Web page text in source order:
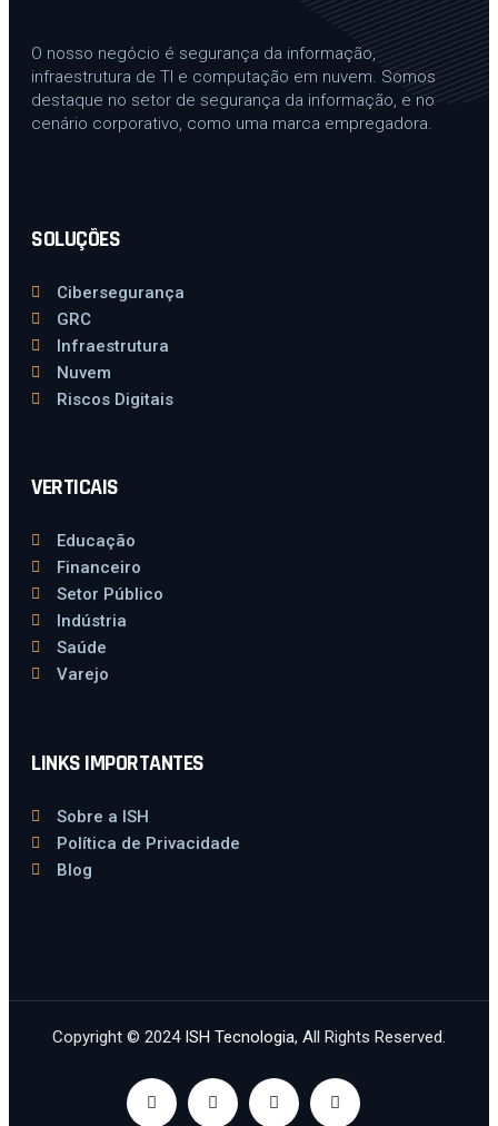
O nosso negócio é segurança da informação,
infraestrutura de TI e computação em nuvem. Somos
destaque no setor de segurança da informação, e no
cenário corporativo, como uma marca empregadora.
SOLUÇÕES
Cibersegurança
GRC
Infraestrutura
Nuvem
Riscos Digitais
VERTICAIS
Educação
Financeiro
Setor Público
Indústria
Saúde
Varejo
LINKS IMPORTANTES
Sobre a ISH
Política de Privacidade
Blog
Copyright © 2024 ISH Tecnologia, All Rights Reserved.